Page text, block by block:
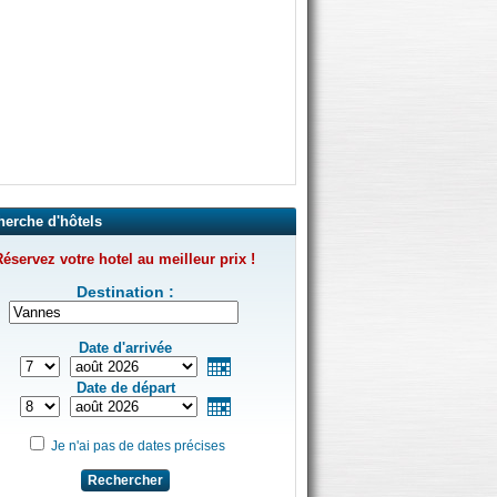
d'hôtels
votre hotel au meilleur prix !
Destination :
Date d'arrivée
Date de départ
Je n'ai pas de dates précises
Rechercher